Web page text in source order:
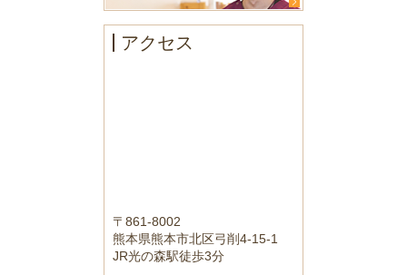
アクセス
〒861-8002
熊本県熊本市北区弓削4-15-1
JR光の森駅徒歩3分